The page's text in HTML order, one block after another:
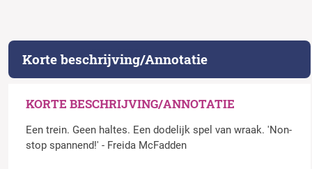
Korte beschrijving/Annotatie
KORTE BESCHRIJVING/ANNOTATIE
Een trein. Geen haltes. Een dodelijk spel van wraak. 'Non-
stop spannend!' - Freida McFadden